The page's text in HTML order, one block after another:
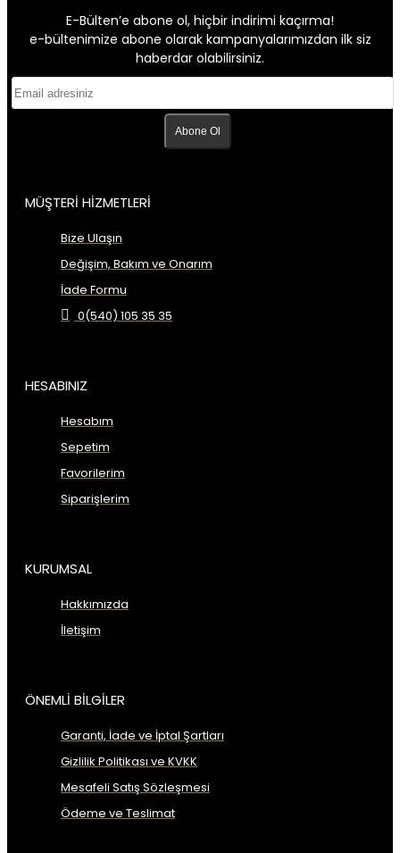
E-Bülten’e abone ol, hiçbir indirimi kaçırma!
e-bültenimize abone olarak kampanyalarımızdan ilk siz
haberdar olabilirsiniz.
Abone Ol
MÜŞTERİ HİZMETLERİ
Bize Ulaşın
Değişim, Bakım ve Onarım
İade Formu
0(540) 105 35 35
HESABINIZ
Hesabım
Sepetim
Favorilerim
Siparişlerim
KURUMSAL
Hakkımızda
İletişim
ÖNEMLİ BİLGİLER
Garanti, İade ve İptal Şartları
Gizlilik Politikası ve KVKK
Mesafeli Satış Sözleşmesi
Ödeme ve Teslimat